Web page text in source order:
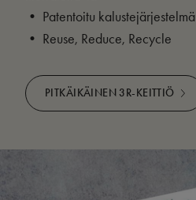
• Patentoitu kalustejärjestelmä
• Reuse, Reduce, Recycle
PITKÄIKÄINEN 3R-KEITTIÖ